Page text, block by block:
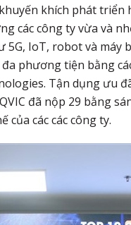
khích phát triển
các công ty vừa và
5G, IoT, robot và
phương tiện bằng
Tận dụng ưu
đã nộp 29 bằng
của các các công ty.